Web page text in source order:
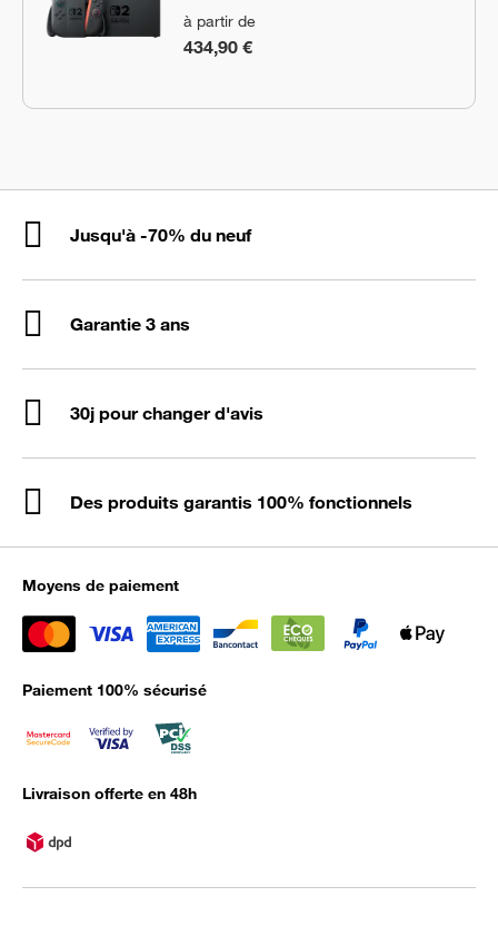
à partir de
434,90 €
Jusqu'à -70% du neuf
Garantie 3 ans
30j pour changer d'avis
Des produits garantis 100% fonctionnels
Moyens de paiement
Paiement 100% sécurisé
Livraison offerte en 48h